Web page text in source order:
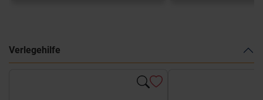
Verlegehilfe